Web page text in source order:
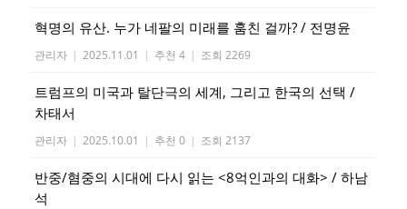
혁명의 유산. 누가 네팔의 미래를 훔친 걸까? / 전명윤
관리자 | 2025.11.01 | 추천 4 | 조회 2269
트럼프의 미국과 탈단극의 세계, 그리고 한국의 선택 /
차태서
관리자 | 2025.10.01 | 추천 0 | 조회 2137
반중/혐중의 시대에 다시 읽는 <8억인과의 대화> / 하남
석